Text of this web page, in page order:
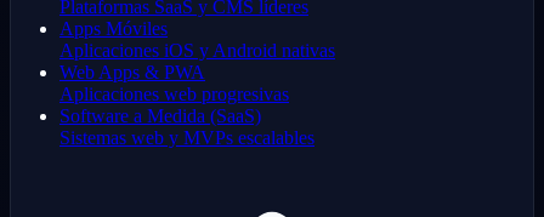
Plataformas SaaS y CMS líderes
Apps Móviles
Aplicaciones iOS y Android nativas
Web Apps & PWA
Aplicaciones web progresivas
Software a Medida (SaaS)
Sistemas web y MVPs escalables